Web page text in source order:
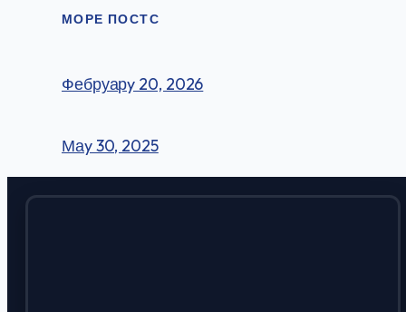
МОРЕ ПОСТС
Фебруарy 20, 2026
Маy 30, 2025